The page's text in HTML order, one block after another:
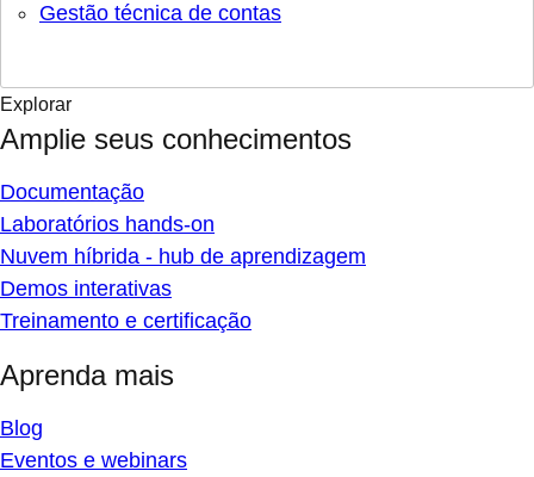
Gestão técnica de contas
Explorar
Amplie seus conhecimentos
Documentação
Laboratórios hands-on
Nuvem híbrida - hub de aprendizagem
Demos interativas
Treinamento e certificação
Aprenda mais
Blog
Eventos e webinars